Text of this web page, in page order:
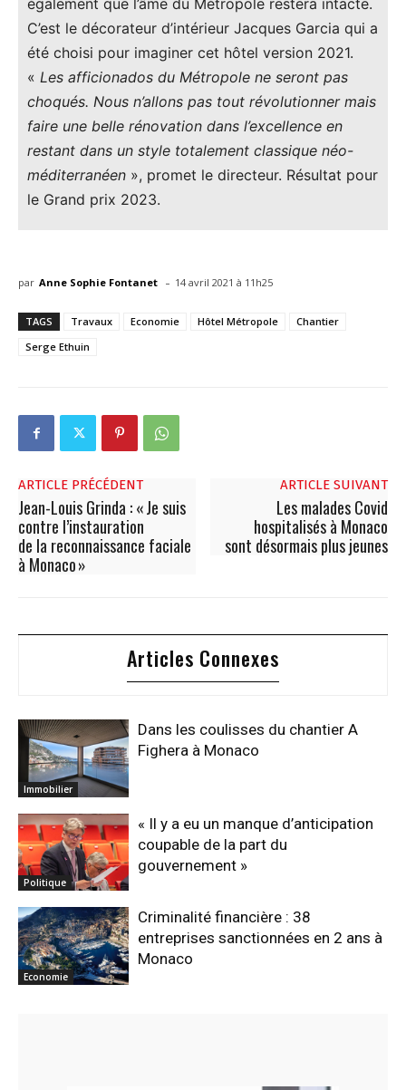
également que l’âme du Métropole restera intacte.
C’est le décorateur d’intérieur Jacques Garcia qui a
été choisi pour imaginer cet hôtel version 2021.
« Les afficionados du Métropole ne seront pas
choqués. Nous n’allons pas tout révolutionner mais
faire une belle rénovation dans l’excellence en
restant dans un style totalement classique néo-
méditerranéen », promet le directeur. Résultat pour
le Grand prix 2023.
par Anne Sophie Fontanet - 14 avril 2021 à 11h25
TAGS Travaux Economie Hôtel Métropole
Chantier
Serge Ethuin
ARTICLE PRÉCÉDENT
Jean-Louis Grinda : « Je suis
contre l’instauration
de la reconnaissance faciale
à Monaco »
ARTICLE SUIVANT
Les malades Covid
hospitalisés à Monaco
sont désormais plus jeunes
Articles Connexes
Immobilier
Dans les coulisses du chantier A
Fighera à Monaco
Politique
« Il y a eu un manque d’anticipation
coupable de la part du
gouvernement »
Economie
Criminalité financière : 38
entreprises sanctionnées en 2 ans à
Monaco